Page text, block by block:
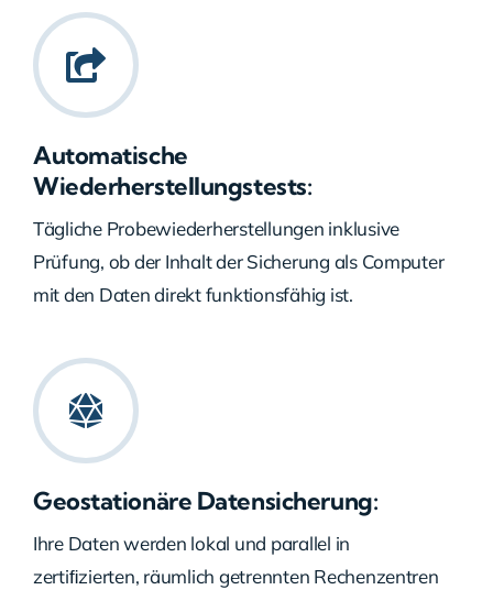
Automatische
Wiederherstellungstests:
Tägliche Probewiederherstellungen inklusive
Prüfung, ob der Inhalt der Sicherung als Computer
mit den Daten direkt funktionsfähig ist.
Geostationäre Datensicherung:
Ihre Daten werden lokal und parallel in
zertiﬁzierten, räumlich getrennten Rechenzentren